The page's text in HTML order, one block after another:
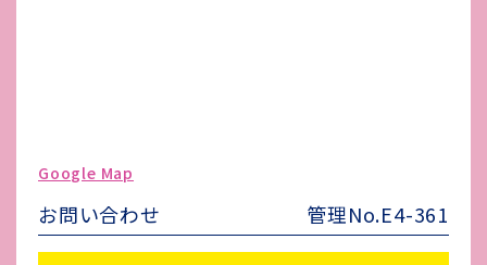
備考 -
Google Map
お問い合わせ 管理No.E4-361